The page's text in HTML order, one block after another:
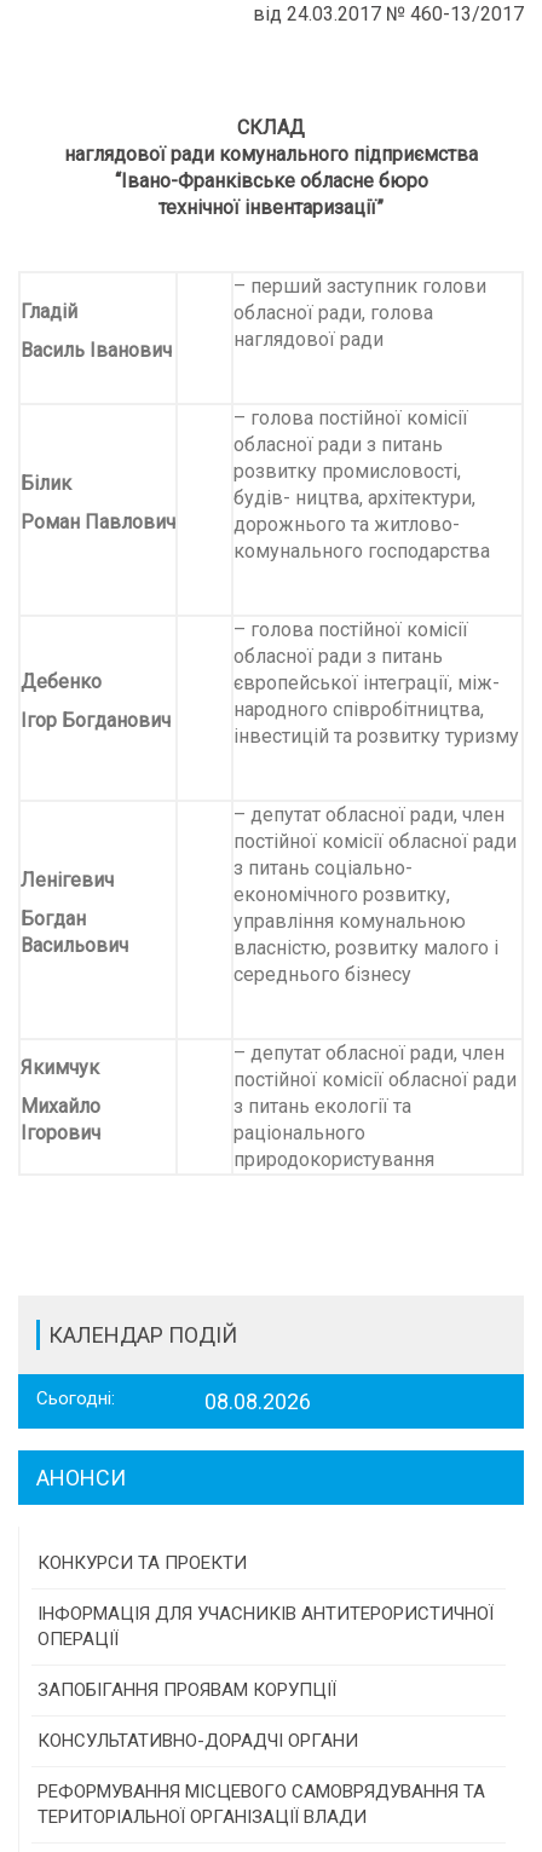
від 24.03.2017 № 460-13/2017
СКЛАД
наглядової ради комунального підприємства
“Івано-Франківське обласне бюро
технічної інвентаризації”
Гладій
Василь Іванович
– перший заступник голови
обласної ради, голова
наглядової ради
Білик
Роман Павлович
– голова постійної комісії
обласної ради з питань
розвитку промисловості,
будів- ництва, архітектури,
дорожнього та житлово-
комунального господарства
Дебенко
Ігор Богданович
– голова постійної комісії
обласної ради з питань
європейської інтеграції, між-
народного співробітництва,
інвестицій та розвитку туризму
Ленігевич
Богдан
Васильович
– депутат обласної ради, член
постійної комісії обласної ради
з питань соціально-
економічного розвитку,
управління комунальною
власністю, розвитку малого і
середнього бізнесу
Якимчук
Михайло
Ігорович
– депутат обласної ради, член
постійної комісії обласної ради
з питань екології та
раціонального
природокористування
КАЛЕНДАР ПОДІЙ
Сьогодні: 08.08.2026
АНОНСИ
КОНКУРСИ ТА ПРОЕКТИ
Конкурс проектів та програм місцевого
самоврядування
Конкурс інститутів громадянського суспільства
Програми/конкурси МТД
ІНФОРМАЦІЯ ДЛЯ УЧАСНИКІВ АНТИТЕРОРИСТИЧНОЇ
ОПЕРАЦІЇ
ЗАПОБІГАННЯ ПРОЯВАМ КОРУПЦІЇ
КОНСУЛЬТАТИВНО-ДОРАДЧІ ОРГАНИ
Консультативна рада
РЕФОРМУВАННЯ МІСЦЕВОГО САМОВРЯДУВАННЯ ТА
ТЕРИТОРІАЛЬНОЇ ОРГАНІЗАЦІЇ ВЛАДИ